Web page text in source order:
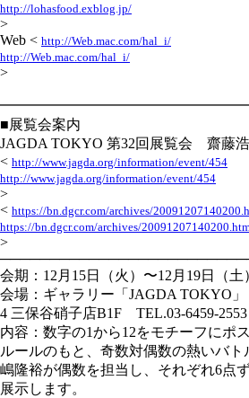
http://lohasfood.exblog.jp/
>
Web < http://Web.mac.com/hal_i/
http://Web.mac.com/hal_i/
>
■展覧会案内
JAGDA TOKYO 第32回展覧会 齋藤浩
< http://www.jagda.org/information/event/454
http://www.jagda.org/information/event/454
>
< https://bn.dgcr.com/archives/
https://bn.dgcr.com/archives/
>
会期：12月15日（火）〜12月19日（土
会場：ギャラリー「JAGDA TOKYO
4 三保谷硝子店B1F TEL.03-6459-2553
内容：数字の1から12をモチーフにポ
ルールのもと、奇数対偶数の熱いバ
嶋隆裕が偶数を担当し、それぞれ6点
展示します。